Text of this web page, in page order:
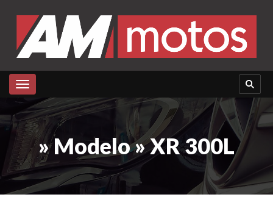
Toggle navigation
» Modelo » XR 300L